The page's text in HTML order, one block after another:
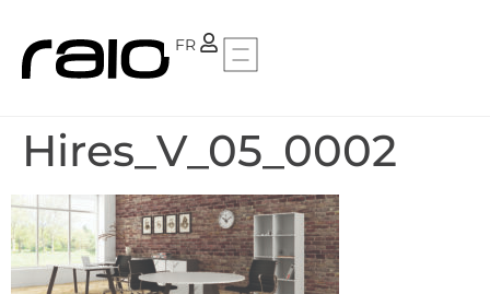
FR
PT
Hires_V_05_0002